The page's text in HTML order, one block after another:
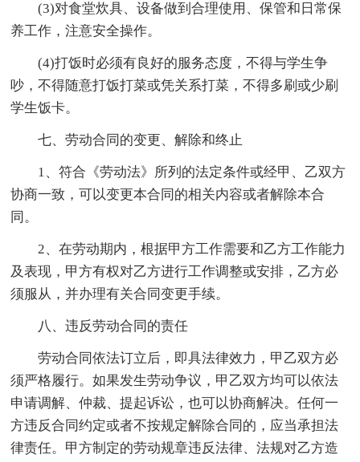
(3)对食堂炊具、设备做到合理使用、保管和日常保
养工作，注意安全操作。
(4)打饭时必须有良好的服务态度，不得与学生争
吵，不得随意打饭打菜或凭关系打菜，不得多刷或少刷
学生饭卡。
七、劳动合同的变更、解除和终止
1、符合《劳动法》所列的法定条件或经甲、乙双方
协商一致，可以变更本合同的相关内容或者解除本合
同。
2、在劳动期内，根据甲方工作需要和乙方工作能力
及表现，甲方有权对乙方进行工作调整或安排，乙方必
须服从，并办理有关合同变更手续。
八、违反劳动合同的责任
劳动合同依法订立后，即具法律效力，甲乙双方必
须严格履行。如果发生劳动争议，甲乙双方均可以依法
申请调解、仲裁、提起诉讼，也可以协商解决。任何一
方违反合同约定或者不按规定解除合同的，应当承担法
律责任。甲方制定的劳动规章违反法律、法规对乙方造